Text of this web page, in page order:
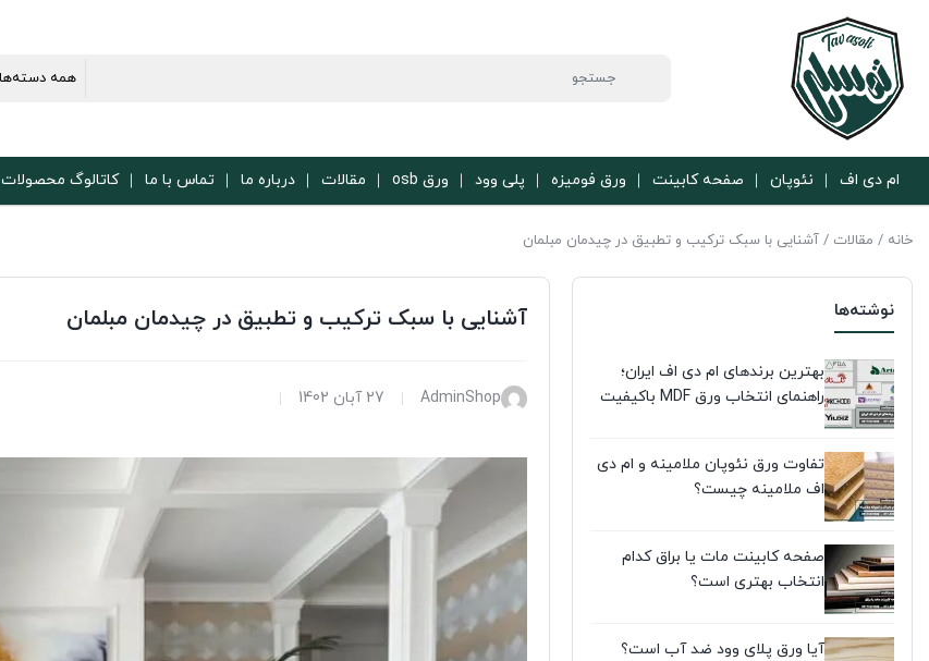
ام دی اف نئوپان صفحه کابینت ورق فومیزه پلی وود ورق osb مقالات درباره ما تماس با ما کاتالوگ محصولات
خانه / مقالات / آشنایی با سبک ترکیب و تطبیق در چیدمان مبلمان
نوشته‌ها
بهترین برندهای ام دی اف ایران؛
راهنمای انتخاب ورق MDF باکیفیت
تفاوت ورق نئوپان ملامینه و ام دی
اف ملامینه چیست؟
صفحه کابینت مات یا براق کدام
انتخاب بهتری است؟
آیا ورق پلای وود ضد آب است؟
آشنایی با سبک ترکیب و تطبیق در چیدمان مبلمان
AdminShop 27 آبان 1402